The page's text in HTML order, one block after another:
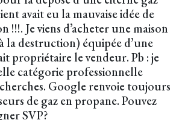
avait eu la mauvaise idée de
!!!. Je viens d’acheter une maison
la destruction) équipée d’une
propriétaire le vendeur. Pb : je
catégorie professionnelle
Google renvoie toujours
de gaz en propane. Pouvez
SVP?